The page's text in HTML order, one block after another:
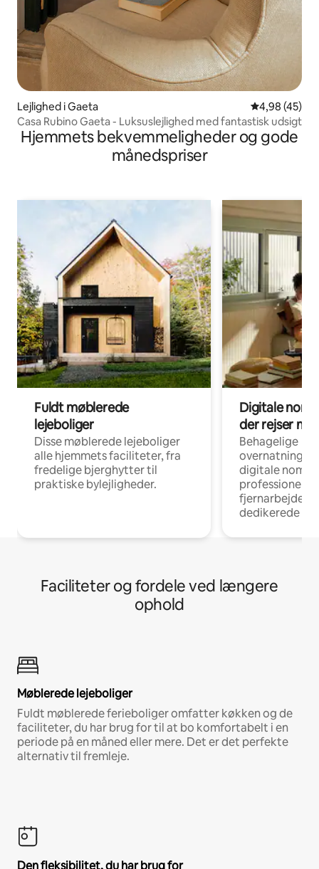
Lejlighed i Gaeta 4,98 ud af 5 i
4,98 (45)
Casa Rubino Gaeta - Luksuslejlighed med fantastisk udsigt
Hjemmets bekvemmeligheder og gode
månedspriser
Fuldt møblerede
lejeboliger
Disse møblerede lejeboliger
alle hjemmets faciliteter, fra
fredelige bjerghytter til
praktiske bylejligheder.
Digitale
der rejser
Behagelige
digitale
professionelle
fjernarbejde,
dedikerede
Faciliteter og fordele ved længere
ophold
Møblerede lejeboliger
Fuldt møblerede ferieboliger omfatter køkken og de
faciliteter, du har brug for til at bo komfortabelt i en
periode på en måned eller mere. Det er det perfekte
alternativ til fremleje.